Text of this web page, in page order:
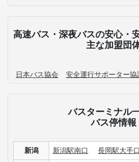
高速バス・深夜バスの安心・
主な加盟団
日本バス協会 安全運行サポーター協
バスターミナル一
バス停情報
新潟 新潟駅南口 長岡駅大手口